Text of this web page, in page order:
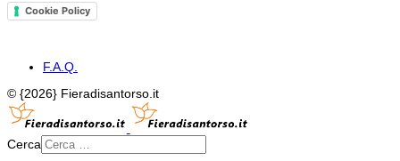
Cookie Policy
F.A.Q.
© {2026} Fieradisantorso.it
Cerca